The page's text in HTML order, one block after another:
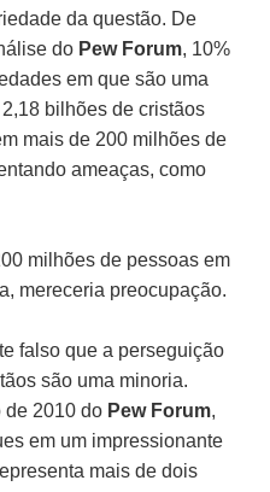
da questão. De
do Pew Forum, 10%
em que são uma
bilhões de cristãos
mais de 200 milhões de
ameaças, como
milhões de pessoas em
mereceria preocupação.
falso que a perseguição
são uma minoria.
de 2010 do Pew Forum,
em um impressionante
mais de dois